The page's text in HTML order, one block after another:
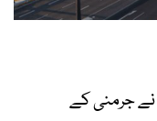
نے جرمنی کے